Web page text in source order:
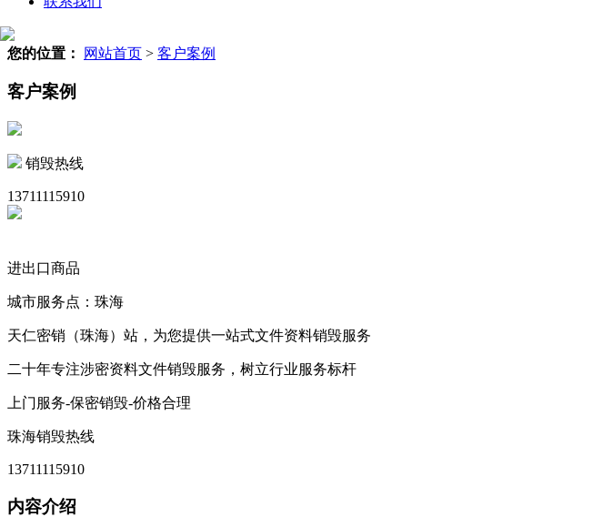
您的位置： 网站首页 > 客户案例
客户案例
销毁热线
13711115910
进出口商品
城市服务点：珠海
天仁密销（珠海）站，为您提供一站式文件资料销毁服务
二十年专注涉密资料文件销毁服务，树立行业服务标杆
上门服务-保密销毁-价格合理
珠海销毁热线
13711115910
内容介绍